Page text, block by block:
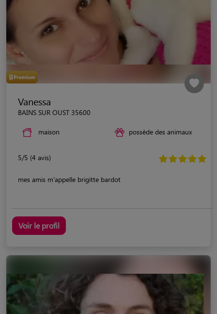
Vanessa
BAINS SUR OUST 35600
maison possède des animaux
5/5 (4 avis)
mes amis m'appelle brigitte bardot
Voir le profil